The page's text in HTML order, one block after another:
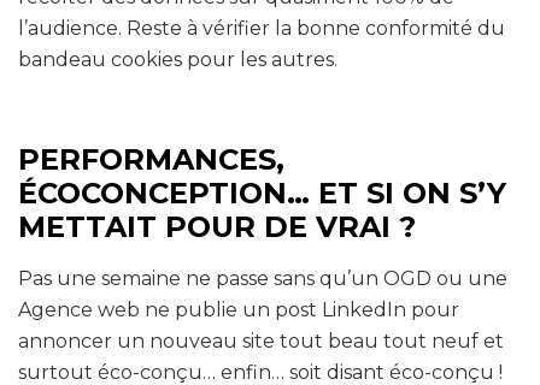
l’audience. Reste à vérifier la bonne conformité du
bandeau cookies pour les autres.
PERFORMANCES,
ÉCOCONCEPTION… ET SI ON S’Y
METTAIT POUR DE VRAI ?
Pas une semaine ne passe sans qu’un OGD ou une
Agence web ne publie un post LinkedIn pour
annoncer un nouveau site tout beau tout neuf et
surtout éco-conçu… enfin… soit disant éco-conçu !